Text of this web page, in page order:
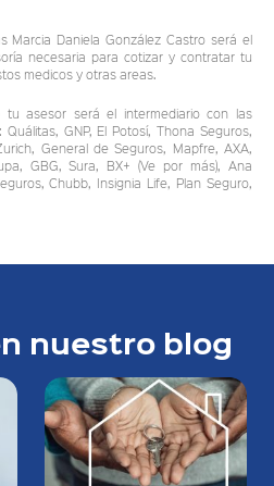
Marcia Daniela González Castro será el
necesaria para cotizar y contratar tu
medicos y otras areas.
tu asesor será el intermediario con las
GNP, El Potosí, Thona Seguros,
General de Seguros, Mapfre, AXA,
GBG, Sura, BX+ (Ve por más), Ana
Chubb, Insignia Life, Plan Seguro,
nuestro blog